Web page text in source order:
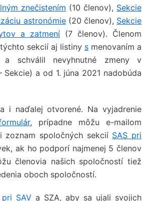
znečistením (10 členov), Sekcie
astronómie(20 členov), Sekcie
a zatmení (7 členov). Členom
sekcií aj listiny smenovaním a
a schválil nevyhnutné zmeny v
Sekcie) a od 1. júna 2021 nadobúda
i naďalej otvorené. Na vyjadrenie
, prípadne môžu e-mailom
zoznam spoločných sekcií SAS pri
ak ho podporí najmenej 5 členov
členovia našich spoločností tiež
oboch spoločností.
pri SAV a SZA, aby sa ujali svojich